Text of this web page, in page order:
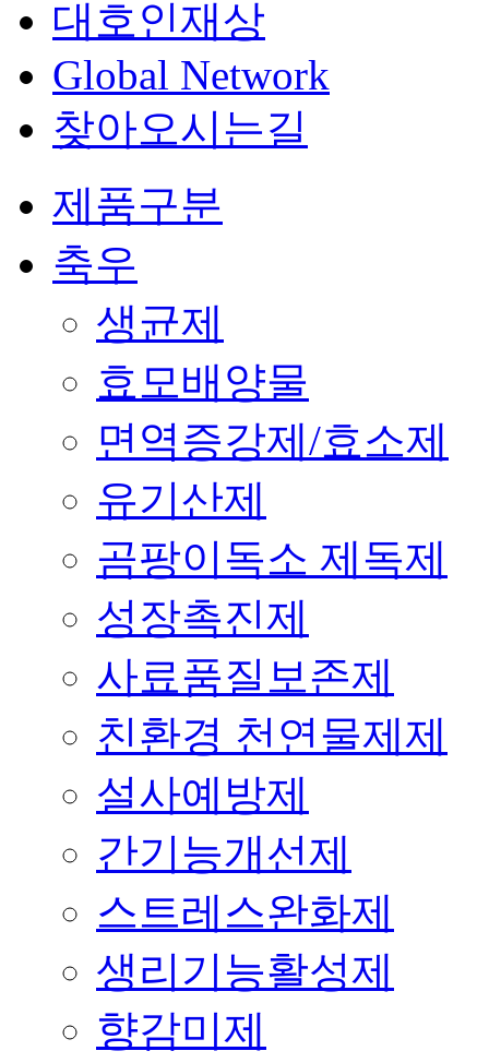
대호인재상
Global Network
찾아오시는길
제품구분
축우
생균제
효모배양물
면역증강제/효소제
유기산제
곰팡이독소 제독제
성장촉진제
사료품질보존제
친환경 천연물제제
설사예방제
간기능개선제
스트레스완화제
생리기능활성제
향감미제